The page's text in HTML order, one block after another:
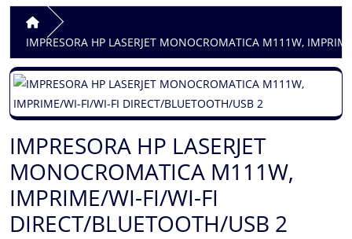
IMPRESORA HP LASERJET MONOCROMATICA M111W,
IMPRESORA HP LASERJET
MONOCROMATICA M111W,
IMPRIME/WI-FI/WI-FI
DIRECT/BLUETOOTH/USB 2